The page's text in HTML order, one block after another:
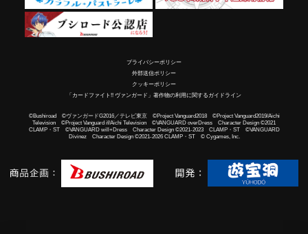
プライバシーポリシー
外部送信ポリシー
クッキーポリシー
「カードファイト!! ヴァンガード」著作物の利用に関するガイドライン
©Bushiroad ©ヴァンガードG2016／テレビ東京 ©Project Vanguard2018 ©Project Vanguard2019/Aichi
Television ©Project Vanguard if/Aichi Television ©VANGUARD overDress Character Design ©2021
CLAMP・ST ©VANGUARD will+Dress Character Design ©2021-2023 CLAMP・ST ©VANGUARD
Divinez Character Design ©2021-2026 CLAMP・ST © Cygames, Inc.